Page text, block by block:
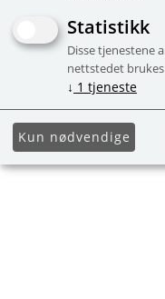
Statistikk
Disse tjenestene
nettstedet
↓ 1 tjeneste
Kun nødvendige